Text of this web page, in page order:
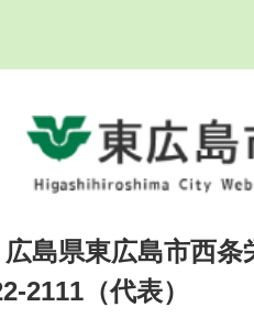
島県東広島市西
2111（代表）